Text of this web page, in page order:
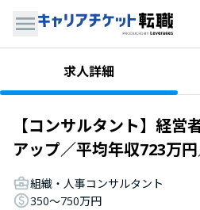
求人詳細
【コンサルタント】経営
アップ／平均年収723万
組織・人事コンサルタント
350〜750万円